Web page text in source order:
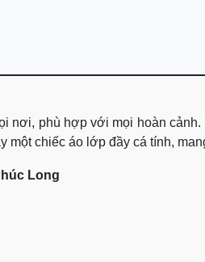
nơi, phù hợp với mọi hoàn
chiếc áo lớp đầy cá tính,
Long